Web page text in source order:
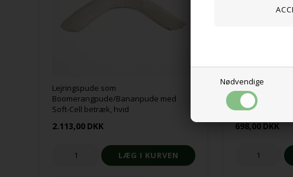
Nødvendige
Lejringspude som
Boomerangpude/Bananpude med
Soft-Cell betræk, hvid
2.113,00 DKK
Siddepude Gul-
Soft-Cell
bagside, sort
698,00DKK